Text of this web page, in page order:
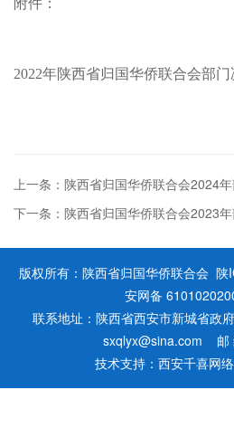
附件：
2022年陕西省归国华侨联合会部门
上一条：陕西省归国华侨联合会2024
下一条：陕西省归国华侨联合会2023
版权所有：陕西省归国华侨联合会 陕
安网备
联系地址：陕西省西安市新城省政
sxqlyx@sina.com 邮
技术支持： 西安千喜网